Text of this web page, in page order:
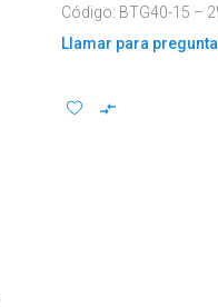
Código: BTG40-15 –
Llamar para